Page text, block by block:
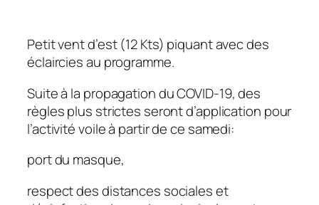
Petit vent d’est (12 Kts) piquant avec des
éclaircies au programme.
Suite à la propagation du COVID-19, des
règles plus strictes seront d’application pour
l’activité voile à partir de ce samedi:
port du masque,
respect des distances sociales et